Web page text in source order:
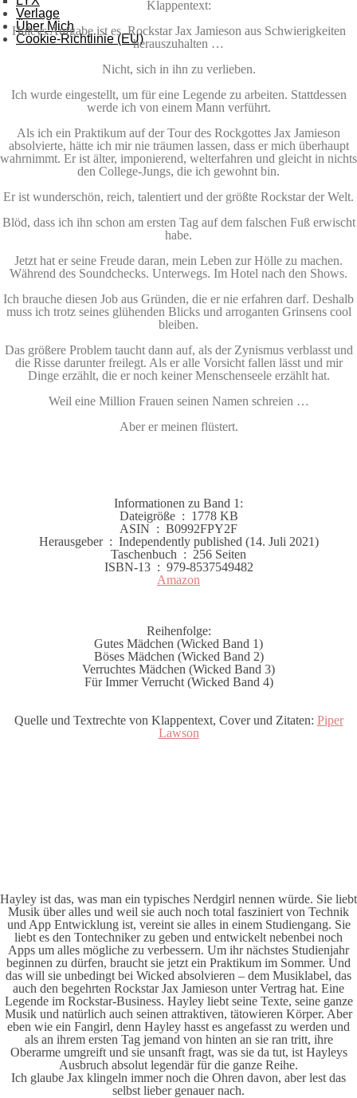
Verlage
Über Mich
Cookie-Richtlinie (EU)
Klappentext:
Haleys Aufgabe ist es, Rockstar Jax Jamieson aus Schwierigkeiten
herauszuhalten …
Nicht, sich in ihn zu verlieben.
Ich wurde eingestellt, um für eine Legende zu arbeiten. Stattdessen
werde ich von einem Mann verführt.
Als ich ein Praktikum auf der Tour des Rockgottes Jax Jamieson
absolvierte, hätte ich mir nie träumen lassen, dass er mich überhaupt
wahrnimmt. Er ist älter, imponierend, welterfahren und gleicht in nichts
den College-Jungs, die ich gewohnt bin.
Er ist wunderschön, reich, talentiert und der größte Rockstar der Welt.
Blöd, dass ich ihn schon am ersten Tag auf dem falschen Fuß erwischt
habe.
Jetzt hat er seine Freude daran, mein Leben zur Hölle zu machen.
Während des Soundchecks. Unterwegs. Im Hotel nach den Shows.
Ich brauche diesen Job aus Gründen, die er nie erfahren darf. Deshalb
muss ich trotz seines glühenden Blicks und arroganten Grinsens cool
bleiben.
Das größere Problem taucht dann auf, als der Zynismus verblasst und
die Risse darunter freilegt. Als er alle Vorsicht fallen lässt und mir
Dinge erzählt, die er noch keiner Menschenseele erzählt hat.
Weil eine Million Frauen seinen Namen schreien …
Aber er meinen flüstert.
Informationen zu Band 1:
Dateigröße ‏ : ‎ 1778 KB
ASIN ‏ : ‎ B0992FPY2F
Herausgeber ‏ : ‎ Independently published (14. Juli 2021)
Taschenbuch ‏ : ‎ 256 Seiten
ISBN-13 ‏ : ‎ 979-8537549482
Amazon
Reihenfolge:
Gutes Mädchen (Wicked Band 1)
Böses Mädchen (Wicked Band 2)
Verruchtes Mädchen (Wicked Band 3)
Für Immer Verrucht (Wicked Band 4)
Quelle und Textrechte von Klappentext, Cover und Zitaten: Piper
Lawson
Hayley ist das, was man ein typisches Nerdgirl nennen würde. Sie liebt
Musik über alles und weil sie auch noch total fasziniert von Technik
und App Entwicklung ist, vereint sie alles in einem Studiengang. Sie
liebt es den Tontechniker zu geben und entwickelt nebenbei noch
Apps um alles mögliche zu verbessern. Um ihr nächstes Studienjahr
beginnen zu dürfen, braucht sie jetzt ein Praktikum im Sommer. Und
das will sie unbedingt bei Wicked absolvieren – dem Musiklabel, das
auch den begehrten Rockstar Jax Jamieson unter Vertrag hat. Eine
Legende im Rockstar-Business. Hayley liebt seine Texte, seine ganze
Musik und natürlich auch seinen attraktiven, tätowieren Körper. Aber
eben wie ein Fangirl, denn Hayley hasst es angefasst zu werden und
als an ihrem ersten Tag jemand von hinten an sie ran tritt, ihre
Oberarme umgreift und sie unsanft fragt, was sie da tut, ist Hayleys
Ausbruch absolut legendär für die ganze Reihe.
Ich glaube Jax klingeln immer noch die Ohren davon, aber lest das
selbst lieber genauer nach.